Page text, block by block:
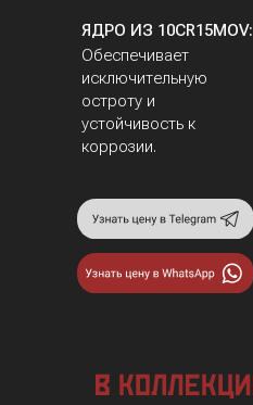
ЯДРО ИЗ 10CR15MOV:
Обеспечивает
исключительную
остроту и
устойчивость к
коррозии.